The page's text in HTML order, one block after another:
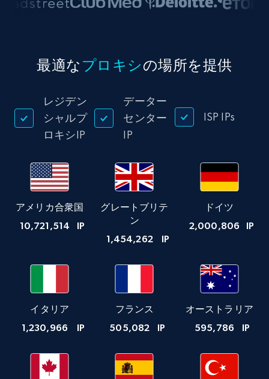
最適な プロキシの場所を提供
レジデン
シャルプ
ロキシIP
データー
センター
IP
ISP IPs
アメリカ合衆国
10,721,514 IP
グレートブリテ
ン
1,454,262 IP
ドイツ
2,000,806 IP
イタリア
1,230,966 IP
フランス
505,082 IP
オーストラリア
595,786 IP